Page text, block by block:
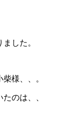
した。
様、、。
のは、、